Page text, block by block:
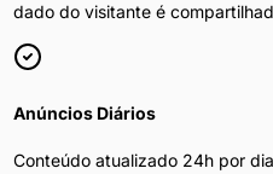
dado do visitante é
Anúncios Diários
Conteúdo atualizado 24h por